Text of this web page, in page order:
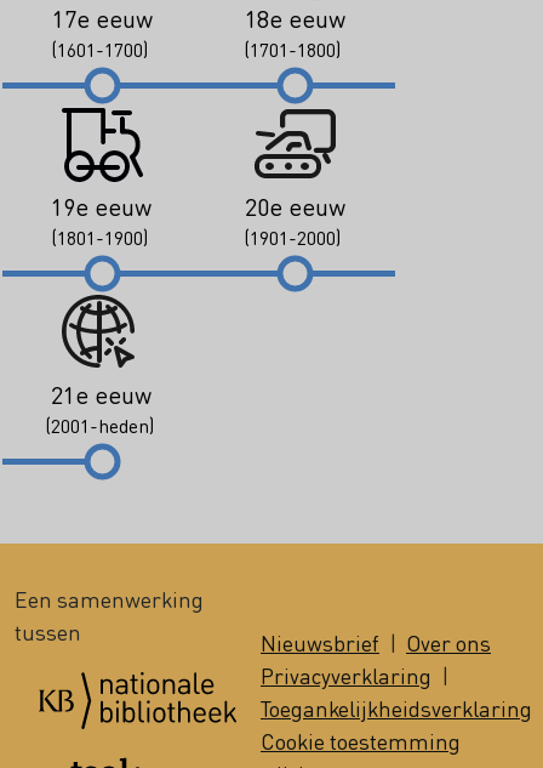
17e eeuw
(1601-1700)
18e eeuw
(1701-1800)
19e eeuw
(1801-1900)
20e eeuw
(1901-2000)
21e eeuw
(2001-heden)
Een samenwerking
tussen
Nieuwsbrief | Over ons
Privacyverklaring |
Toegankelijkheidsverklaring
Cookie toestemming